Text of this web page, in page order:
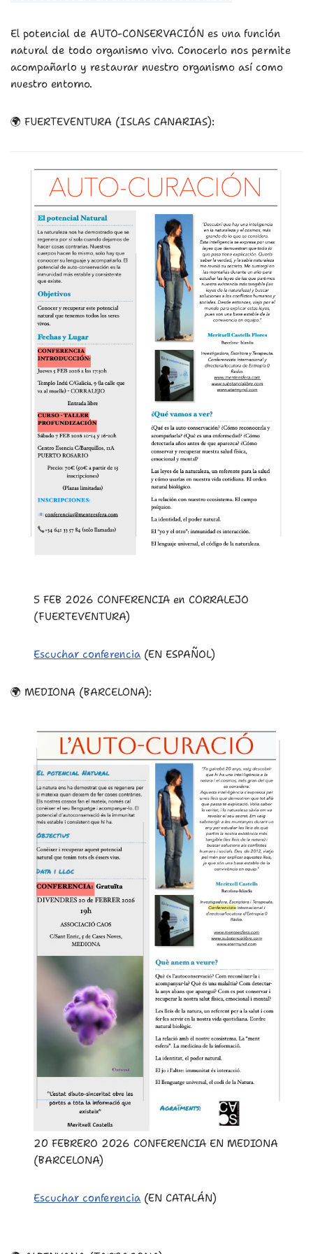
El potencial de AUTO-CONSERVACIÓN es una función
natural de todo organismo vivo. Conocerlo nos permite
acompañarlo y restaurar nuestro organismo así como
nuestro entorno.
🌍 FUERTEVENTURA (ISLAS CANARIAS):
5 FEB 2026 CONFERENCIA en CORRALEJO
(FUERTEVENTURA)
Escuchar conferencia (EN ESPAÑOL)
🌍 MEDIONA (BARCELONA):
20 FEBRERO 2026 CONFERENCIA EN MEDIONA
(BARCELONA)
Escuchar conferencia (EN CATALÁN)